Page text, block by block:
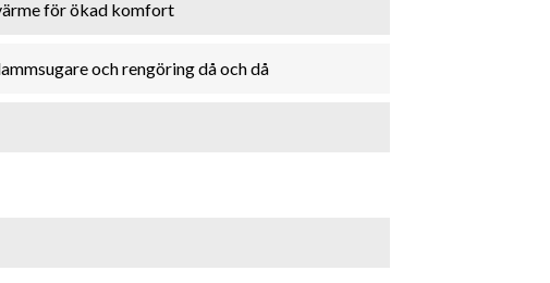
för ökad komfort
och rengöring då och då